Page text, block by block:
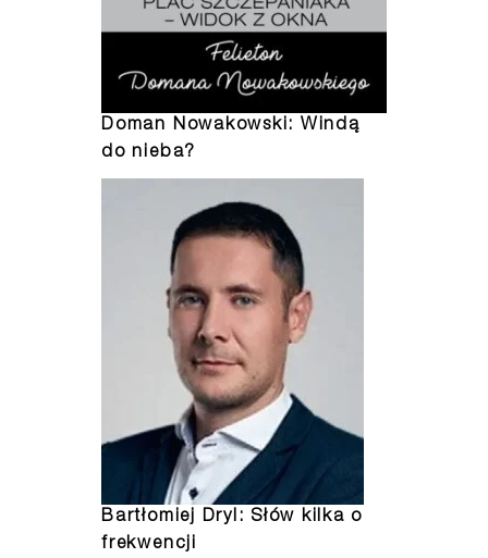
Doman Nowakowski: Windą
do nieba?
Bartłomiej Dryl: Słów kilka o
frekwencji